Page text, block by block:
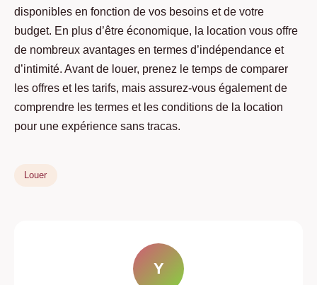
disponibles en fonction de vos besoins et de votre
budget. En plus d’être économique, la location vous offre
de nombreux avantages en termes d’indépendance et
d’intimité. Avant de louer, prenez le temps de comparer
les offres et les tarifs, mais assurez-vous également de
comprendre les termes et les conditions de la location
pour une expérience sans tracas.
Louer
Y